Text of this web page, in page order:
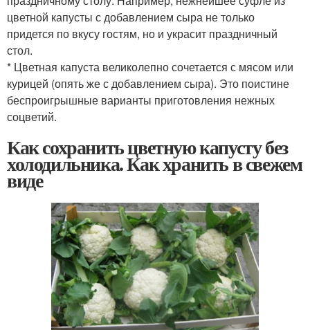
цветной капусты с добавлением сыра не только
придется по вкусу гостям, но и украсит праздничный
стол.
* Цветная капуста великолепно сочетается с мясом или
курицей (опять же с добавлением сыра). Это поистине
беспроигрышные варианты приготовления нежных
соцветий.
Как сохранить цветную капусту без
холодильника. Как хранить в свежем
виде